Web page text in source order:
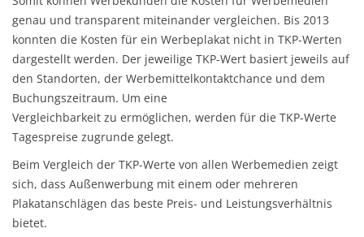
genau und transparent miteinander vergleichen. Bis 2013
konnten die Kosten für ein Werbeplakat nicht in TKP-Werten
dargestellt werden. Der jeweilige TKP-Wert basiert jeweils auf
den Standorten, der Werbemittelkontaktchance und dem
Buchungszeitraum. Um eine
Vergleichbarkeit zu ermöglichen, werden für die TKP-Werte
Tagespreise zugrunde gelegt.
Beim Vergleich der TKP-Werte von allen Werbemedien zeigt
sich, dass Außenwerbung mit einem oder mehreren
Plakatanschlägen das beste Preis- und Leistungsverhältnis
bietet.